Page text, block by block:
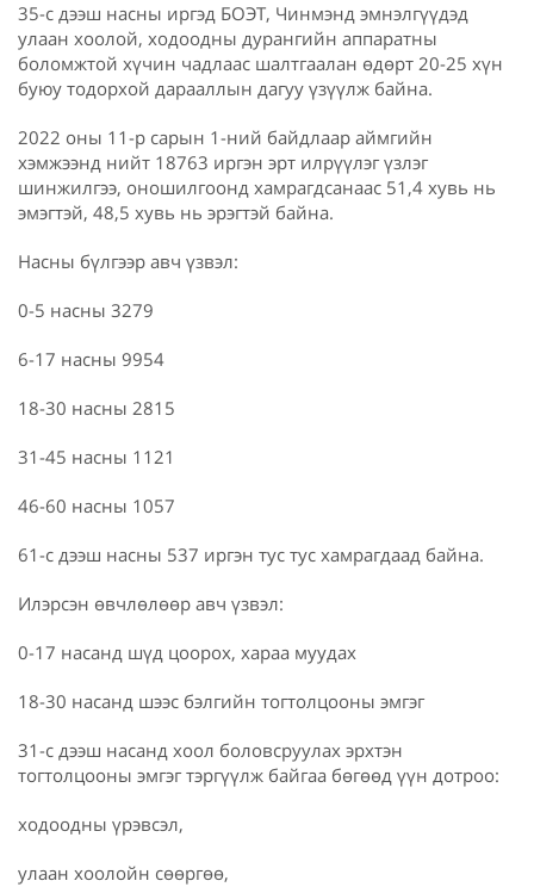
35-с дээш насны иргэд БОЭТ, Чинмэнд эмнэлгүүдэд
улаан хоолой, ходоодны дурангийн аппаратны
боломжтой хүчин чадлаас шалтгаалан өдөрт 20-25 хүн
буюу тодорхой дарааллын дагуу үзүүлж байна.
2022 оны 11-р сарын 1-ний байдлаар аймгийн
хэмжээнд нийт 18763 иргэн эрт илрүүлэг үзлэг
шинжилгээ, оношилгоонд хамрагдсанаас 51,4 хувь нь
эмэгтэй, 48,5 хувь нь эрэгтэй байна.
Насны бүлгээр авч үзвэл:
0-5 насны 3279
6-17 насны 9954
18-30 насны 2815
31-45 насны 1121
46-60 насны 1057
61-с дээш насны 537 иргэн тус тус хамрагдаад байна.
Илэрсэн өвчлөлөөр авч үзвэл:
0-17 насанд шүд цоорох, хараа муудах
18-30 насанд шээс бэлгийн тогтолцооны эмгэг
31-с дээш насанд хоол боловсруулах эрхтэн
тогтолцооны эмгэг тэргүүлж байгаа бөгөөд үүн дотроо:
ходоодны үрэвсэл,
улаан хоолойн сөөргөө,